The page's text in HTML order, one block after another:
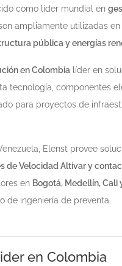
Provider APC by Schneider
como líder mundial en
ampliamente utilizadas
pública y energías
en Colombia líder en
tecnología, componentes
para proyectos de
Elenst provee
de Velocidad Altivar y
en Bogotá, Medellín, Cali
de ingeniería de preventa.
en Colombia